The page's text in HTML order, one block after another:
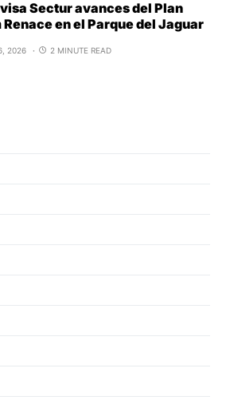
Sectur avances del Plan
Renace en el Parque del Jaguar
2026 2 MINUTE READ